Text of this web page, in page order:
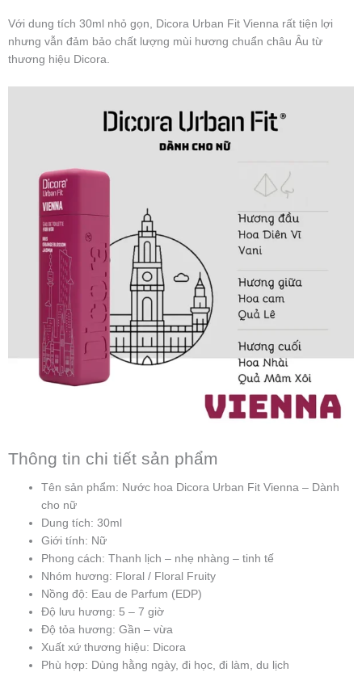
Với dung tích 30ml nhỏ gọn, Dicora Urban Fit Vienna rất tiện lợi
nhưng vẫn đảm bảo chất lượng mùi hương chuẩn châu Âu từ
thương hiệu Dicora.
Thông tin chi tiết sản phẩm
Tên sản phẩm: Nước hoa Dicora Urban Fit Vienna – Dành
cho nữ
Dung tích: 30ml
Giới tính: Nữ
Phong cách: Thanh lịch – nhẹ nhàng – tinh tế
Nhóm hương: Floral / Floral Fruity
Nồng độ: Eau de Parfum (EDP)
Độ lưu hương: 5 – 7 giờ
Độ tỏa hương: Gần – vừa
Xuất xứ thương hiệu: Dicora
Phù hợp: Dùng hằng ngày, đi học, đi làm, du lịch